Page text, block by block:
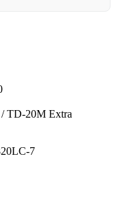
TD-20M Extra
7